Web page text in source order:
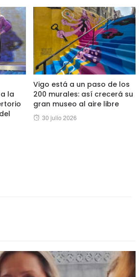
la
Vigo está a un paso de los
200 murales: así crecerá su
gran museo al aire libre
Posted
30 julio 2026